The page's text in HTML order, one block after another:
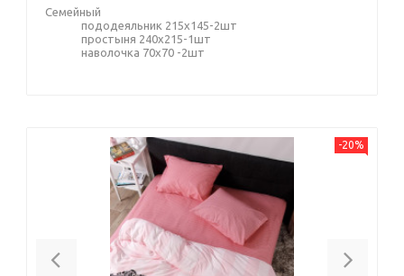
Семейный
пододеяльник 215х145-2шт
простыня 240х215-1шт
наволочка 70х70 -2шт
Previous
-20%